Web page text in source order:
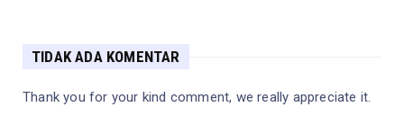
TIDAK ADA KOMENTAR
Thank you for your kind comment, we really appreciate it.